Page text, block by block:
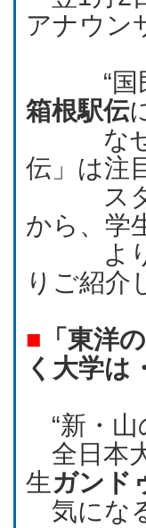
アナウン
“国民
箱根駅伝
なぜ、
伝」は注
スター
から、学
より一
りご紹介
■ 「東洋
く大学は
“新・山
全日本
生ガンド
気にな